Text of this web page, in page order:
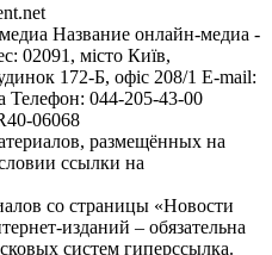
Название онлайн-медиа -
02091, місто Київ,
172-Б, офіс 208/1 E-mail:
Телефон: 044-205-43-00
06068
размещённых на
ссылки на
со страницы «Новости
изданий – обязательна
систем гиперссылка.